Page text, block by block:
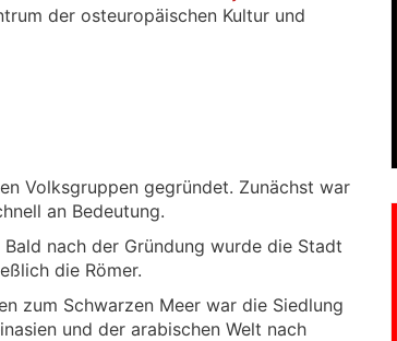
der osteuropäischen Kultur und
Volksgruppen gegründet. Zunächst war
an Bedeutung.
nach der Gründung wurde die Stadt
die Römer.
zum Schwarzen Meer war die Siedlung
und der arabischen Welt nach